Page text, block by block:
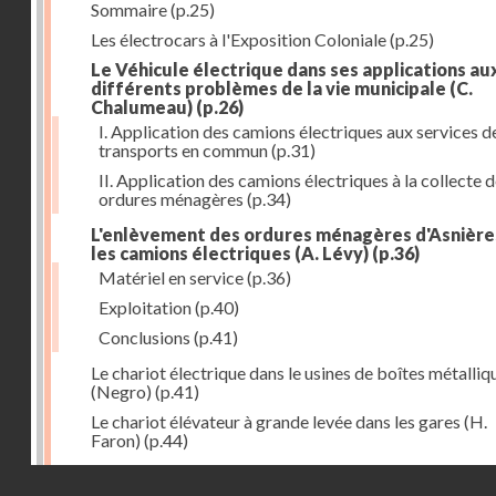
Sommaire(p.25)
Les électrocars à l'Exposition Coloniale(p.25)
Le Véhicule électrique dans ses applications
différents problèmes de la vie municipale (C.
Chalumeau) (p.26)
I. Application des camions électriques aux services
transports en commun(p.31)
II. Application des camions électriques à la collecte
ordures ménagères (p.34)
L'enlèvement des ordures ménagères
les camions électriques (A. Lévy) (p.36)
Matériel en service(p.36)
Exploitation(p.40)
Conclusions (p.41)
Le chariot électrique dans le usines de boîtes
(Negro) (p.41)
Le chariot élévateur à grande levée dans les gares (H.
Faron) (p.44)
Utilisation des chariots électriques à la C. G. T. à